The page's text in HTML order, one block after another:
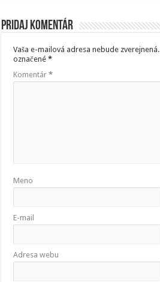
Pridaj komentár
Vaša e-mailová adresa nebude zverejnená.
označené*
Komentár*
Meno
E-mail
Adresa webu